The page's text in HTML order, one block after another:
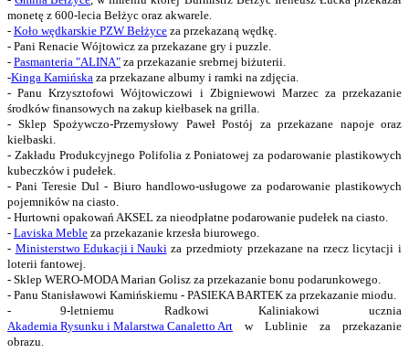
monetę z 600-lecia Bełżyc oraz akwarele.
- Koło wędkarskie PZW Bełżyce za przekazaną wędkę.
- Pani Renacie Wójtowicz za przekazane gry i puzzle.
- Pasmanteria "ALINA" za przekazanie srebrnej biżuterii.
-Kinga Kamińska za przekazane albumy i ramki na zdjęcia.
- Panu Krzysztofowi Wójtowiczowi i Zbigniewowi Marzec za przekazanie
środków finansowych na zakup kiełbasek na grilla.
- Sklep Spożywczo-Przemysłowy Paweł Postój za przekazane napoje oraz
kiełbaski.
- Zakładu Produkcyjnego Polifolia z Poniatowej za podarowanie plastikowych
kubeczków i pudełek.
- Pani Teresie Dul - Biuro handlowo-usługowe za podarowanie plastikowych
pojemników na ciasto.
- Hurtowni opakowań AKSEL za nieodpłatne podarowanie pudełek na ciasto.
- Laviska Meble za przekazanie krzesła biurowego.
- Ministerstwo Edukacji i Nauki za przedmioty przekazane na rzecz licytacji i
loterii fantowej.
- Sklep WERO-MODA Marian Golisz za przekazanie bonu podarunkowego.
- Panu Stanisławowi Kamińskiemu - PASIEKA BARTEK za przekazanie miodu.
- 9-letniemu Radkowi Kaliniakowi ucznia
Akademia Rysunku i Malarstwa Canaletto Art w Lublinie za przekazanie
obrazu.